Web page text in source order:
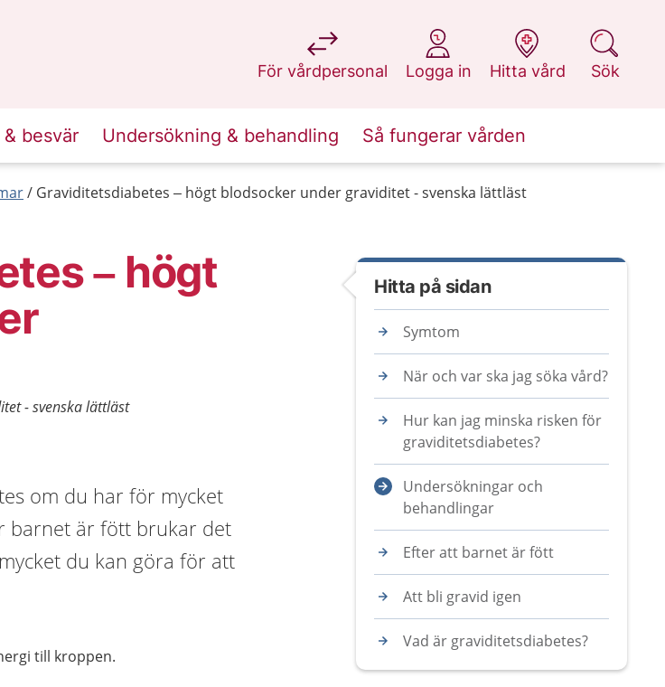
För vårdpersonal
på 1177.se
Logga in
på 1177.se
Hitta vård
på 1177.se
Sök
på 1177.se
besvär Undersökning & behandling Så fungerar vården
Graviditetsdiabetes – högt blodsocker under graviditet - svenska lättläst
– högt
- svenska lättläst
om du har för mycket
barnet är fött brukar det
du kan göra för att
till kroppen.
Hitta på sidan
Symtom
När och var ska jag söka vård?
Hur kan jag minska risken för
graviditetsdiabetes?
Undersökningar och
behandlingar
Efter att barnet är fött
Att bli gravid igen
Vad är graviditetsdiabetes?